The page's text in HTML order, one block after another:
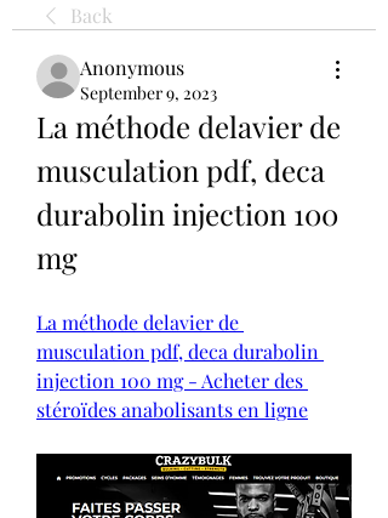
Back
Anonymous
September 9, 2023
La méthode delavier de
musculation pdf, deca
durabolin injection 100
mg
La méthode delavier de
musculation pdf, deca durabolin
injection 100 mg - Acheter des
stéroïdes anabolisants en ligne